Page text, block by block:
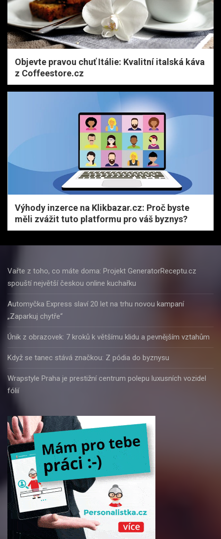
Objevte pravou chuť Itálie: Kvalitní italská káva
z Coffeestore.cz
Výhody inzerce na Klikbazar.cz: Proč byste
měli zvážit tuto platformu pro váš byznys?
Vařte z toho, co máte doma: Projekt GeneratorReceptu.cz
spouští největší českou online kuchařku
Automyčka Express slaví 20 let na trhu novou kampaní
„Zaparkuj chytře“
Únik z obrazovek: 7 kroků k většímu klidu a pevnějším vztahům
Když se tanec stává značkou: Z pódia do byznysu
Wrapstyle Praha je prestižní centrum polepu luxusních vozidel
fólií